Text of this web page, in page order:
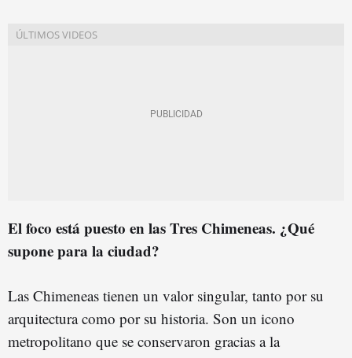
El foco está puesto en las Tres Chimeneas. ¿Qué
supone para la ciudad?
Las Chimeneas tienen un valor singular, tanto por su
arquitectura como por su historia. Son un icono
metropolitano que se conservaron gracias a la